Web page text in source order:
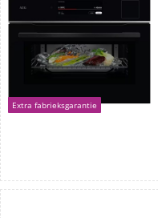
Extra fabrieksgarantie